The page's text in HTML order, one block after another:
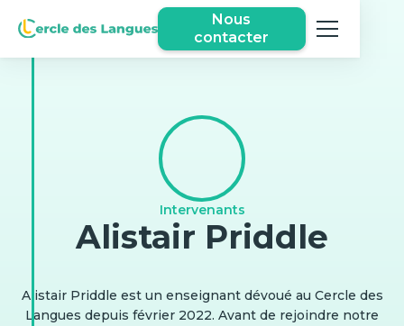
Nous
contacter
Intervenants
Alistair Priddle
Alistair Priddle est un enseignant dévoué au Cercle des
Langues depuis février 2022. Avant de rejoindre notre